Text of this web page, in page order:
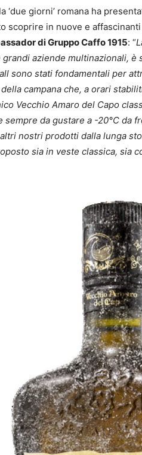
‘due giorni’ romana ha
scoprire in nuove e
di Gruppo Caffo 1915: “
aziende multinazionali, è
sono stati fondamentali per
campana che, a orari
Vecchio Amaro del Capo
da gustare a -20°C da
nostri prodotti dalla lunga
sia in veste classica, sia